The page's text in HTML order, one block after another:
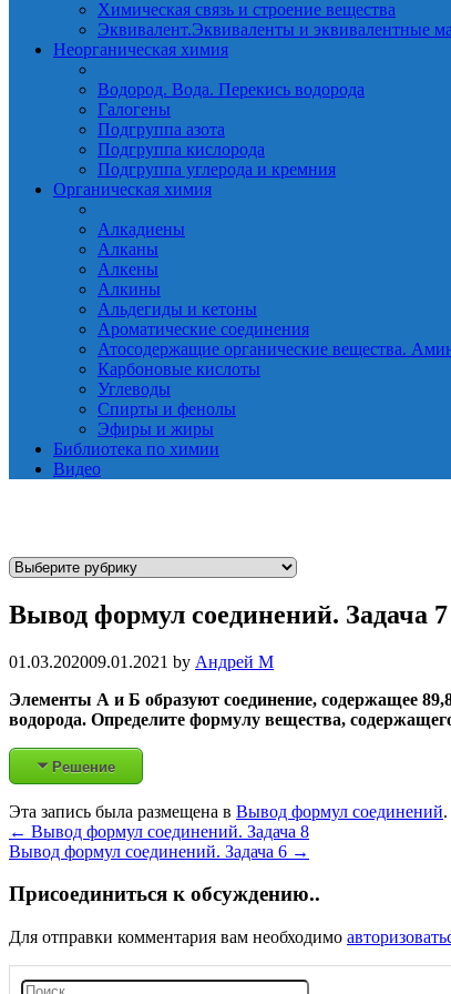
Химическая связь и строение вещества
Эквивалент.Эквиваленты и эквивалентные
Неорганическая химия
Водород. Вода. Перекись водорода
Галогены
Подгруппа азота
Подгруппа кислорода
Подгруппа углерода и кремния
Органическая химия
Алкадиены
Алканы
Алкены
Алкины
Альдегиды и кетоны
Ароматические соединения
Атосодержащие органические вещества.
Карбоновые кислоты
Углеводы
Спирты и фенолы
Эфиры и жиры
Библиотека по химии
Видео
Р
б
и
и
Вывод формул соединений. Задача 7
01.03.202009.01.2021 by Андрей М
Элементы А и Б образуют соединение, содержащее
водорода. Определите формулу вещества,
Решение
Эта запись была размещена в Вывод формул соединений.
Post
navigation
← Вывод формул соединений. Задача 8
Вывод формул соединений. Задача 6 →
Присоединиться к обсуждению..
Для отправки комментария вам необходимо
Н